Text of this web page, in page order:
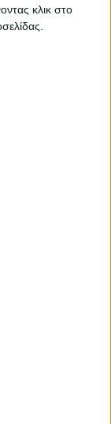
κλικ στο
καινούριων